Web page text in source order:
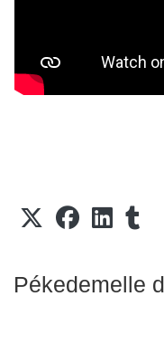
Pékedemelle